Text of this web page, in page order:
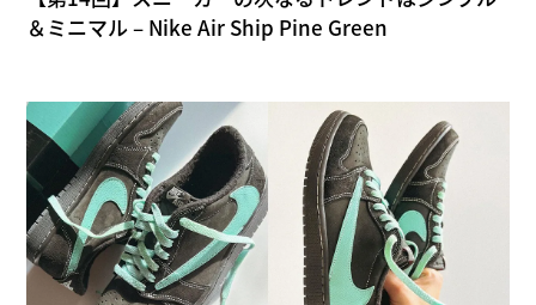
＆ミニマル – Nike Air Ship Pine Green